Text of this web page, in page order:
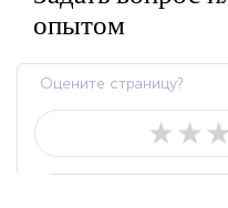
опытом
Оцените страницу?
★ ★ ★